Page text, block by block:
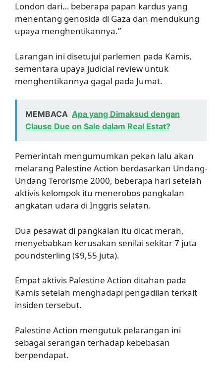
London dari… beberapa papan kardus yang
menentang genosida di Gaza dan mendukung
upaya menghentikannya.”
Larangan ini disetujui parlemen pada Kamis,
sementara upaya judicial review untuk
menghentikannya gagal pada Jumat.
MEMBACA Apa yang Dimaksud dengan
Clause Due on Sale dalam Real Estat?
Pemerintah mengumumkan pekan lalu akan
melarang Palestine Action berdasarkan Undang-
Undang Terorisme 2000, beberapa hari setelah
aktivis kelompok itu menerobos pangkalan
angkatan udara di Inggris selatan.
Dua pesawat di pangkalan itu dicat merah,
menyebabkan kerusakan senilai sekitar 7 juta
poundsterling ($9,55 juta).
Empat aktivis Palestine Action ditahan pada
Kamis setelah menghadapi pengadilan terkait
insiden tersebut.
Palestine Action mengutuk pelarangan ini
sebagai serangan terhadap kebebasan
berpendapat.